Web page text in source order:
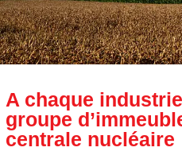
A chaque
groupe
centrale nucléaire